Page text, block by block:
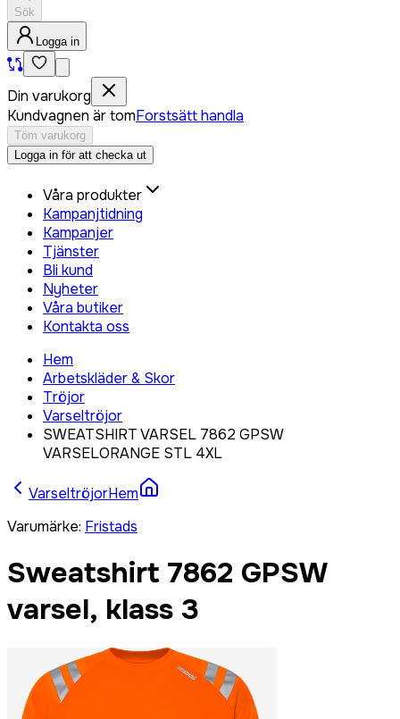
Sök
Logga in
Din varukorg
Kundvagnen är tomForstsätt handla
Töm varukorg
Logga in för att checka ut
Våra produkter
Kampanjtidning
Kampanjer
Tjänster
Bli kund
Nyheter
Våra butiker
Kontakta oss
Hem
Arbetskläder & Skor
Tröjor
Varseltröjor
SWEATSHIRT VARSEL 7862 GPSW
VARSELORANGE STL 4XL
VarseltröjorHem
Varumärke: Fristads
Sweatshirt 7862 GPSW
varsel, klass 3